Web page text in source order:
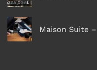
Maison Suite